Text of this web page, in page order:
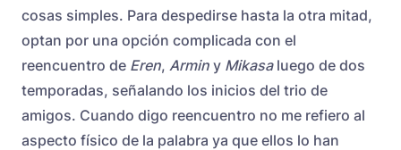
cosas simples. Para despedirse hasta la otra mitad,
optan por una opción complicada con el
reencuentro de Eren, Armin y Mikasaluego de dos
temporadas, señalando los inicios del trio de
amigos. Cuando digo reencuentro no me refiero al
aspecto físico de la palabra ya que ellos lo han